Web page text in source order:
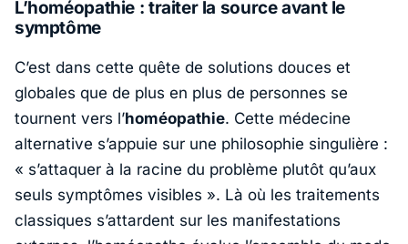
L’homéopathie : traiter la source avant le
symptôme
C’est dans cette quête de solutions douces et
globales que de plus en plus de personnes se
tournent vers l’homéopathie. Cette médecine
alternative s’appuie sur une philosophie singulière :
« s’attaquer à la racine du problème plutôt qu’aux
seuls symptômes visibles ». Là où les traitements
classiques s’attardent sur les manifestations